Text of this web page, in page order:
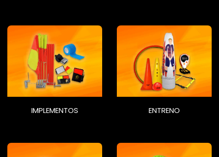
IMPLEMENTOS ENTRENO